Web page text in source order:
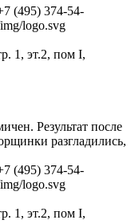
(495) 374-54-
logo.svg
1, эт.2, пом I,
Результат после
разгладились,
(495) 374-54-
logo.svg
1, эт.2, пом I,